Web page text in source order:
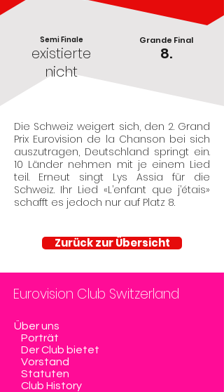
Semi Finale
existierte
nicht
Grande Final
8.
Die Schweiz weigert sich, den 2. Grand
Prix Eurovision de la Chanson bei sich
auszutragen, Deutschland springt ein.
10 Länder nehmen mit je einem Lied
teil. Erneut singt Lys Assia für die
Schweiz. Ihr Lied «L’enfant que j’étais»
schafft es jedoch nur auf Platz 8.
Zurück zur Übersicht
Eurovision Club Switzerland
Über uns
Porträt
Der Club bietet
Vorstand
Statuten
Club History